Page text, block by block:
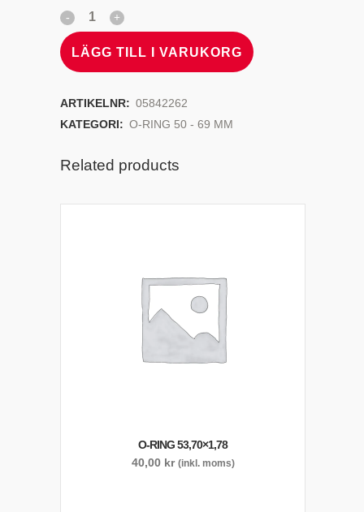
LÄGG TILL I VARUKORG
ARTIKELNR: 05842262
KATEGORI: O-RING 50 - 69 MM
Related products
O-RING 53,70×1,78
40,00 kr (inkl. moms)